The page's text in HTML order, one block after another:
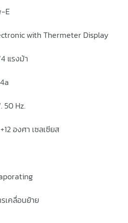
E
with Thermeter Display
แรงม้า
50 Hz.
องศา เซลเซียส
เคลื่อนย้าย